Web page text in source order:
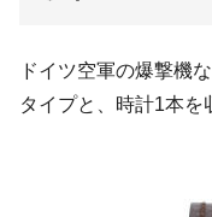
ドイツ空軍の爆撃機
タイプと、時計1本を